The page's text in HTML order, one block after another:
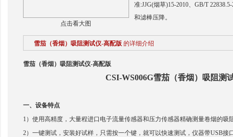
点击看大图
准:JJG(烟草)15-2010、GB/T
和滤棒压降。
雪茄（香烟）吸阻测试仪-高配版 的详细介绍
雪茄（香烟）吸阻测试仪-高配版
CSI-WS006G雪茄（香烟）吸阻测
一、设备特点
1）使用高精度，大量程进口电子流量传感器和压力传感器精确测量卷烟的吸
2）一键测试，安装好试样，只需按一个键，就可以快速测试，仪器带USB